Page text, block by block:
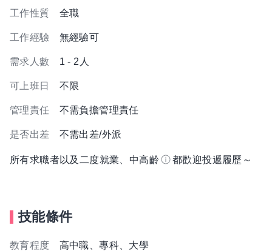
工作性質 全職
工作經驗 無經驗可
需求人數 1 - 2人
可上班日 不限
管理責任 不需負擔管理責任
是否出差 不需出差/外派
所有求職者以及二度就業、中高齡 都歡迎投遞履歷～
技能條件
教育程度 高中職、專科、大學